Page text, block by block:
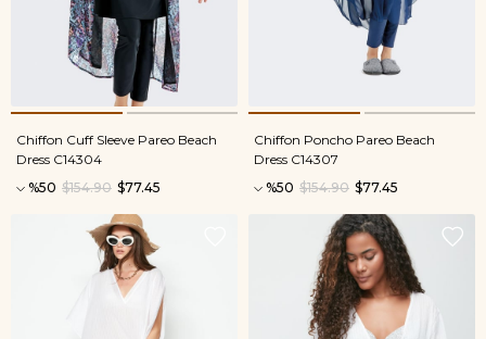
Chiffon Cuff Sleeve Pareo Beach
Dress C14304
%50
$77.45
$154.90
Chiffon Poncho Pareo Beach
Dress C14307
%50
$77.45
$154.90